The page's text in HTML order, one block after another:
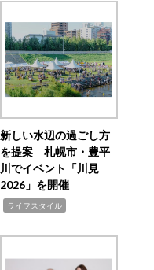
新しい水辺の過ごし方
を提案 札幌市・豊平
川でイベント「川見
2026」を開催
ライフスタイル